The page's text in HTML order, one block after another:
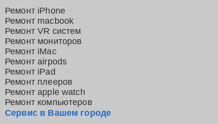
Сервис в Вашем городе
Ремонт iPhone
Ремонт macbook
Ремонт VR систем
Ремонт мониторов
Ремонт iMac
Ремонт airpods
Ремонт iPad
Ремонт плееров
Ремонт apple watch
Ремонт компьютеров